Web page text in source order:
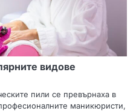
видове
пили се превърнаха в
маникюристи,